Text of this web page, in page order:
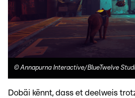
©Annapurna Interactive/BlueTwelve
Dobäi kënnt, dass et deelweis